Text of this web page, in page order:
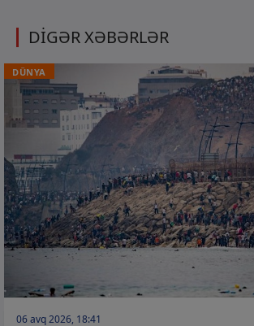
DİGƏR XƏBƏRLƏR
DÜNYA
06 avq 2026, 18:41